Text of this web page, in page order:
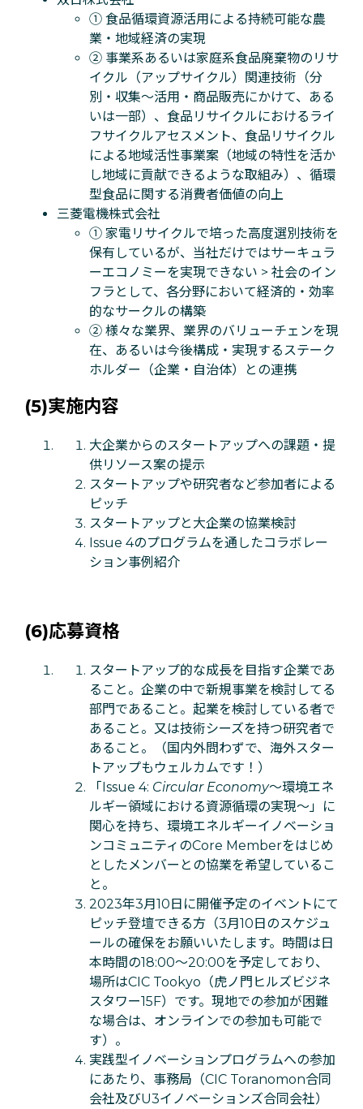
① 食品循環資源活用による持続可能な農
業・地域経済の実現
② 事業系あるいは家庭系食品廃棄物のリサ
イクル（アップサイクル）関連技術（分
別・収集～活用・商品販売にかけて、ある
いは一部）、食品リサイクルにおけるライ
フサイクルアセスメント、食品リサイクル
による地域活性事業案（地域の特性を活か
し地域に貢献できるような取組み）、循環
型食品に関する消費者価値の向上
三菱電機株式会社
① 家電リサイクルで培った高度選別技術を
保有しているが、当社だけではサーキュラ
ーエコノミーを実現できない > 社会のイン
フラとして、各分野において経済的・効率
的なサークルの構築
② 様々な業界、業界のバリューチェンを現
在、あるいは今後構成・実現するステーク
ホルダー（企業・自治体）との連携
(5)実施内容
大企業からのスタートアップへの課題・提
供リソース案の提示
スタートアップや研究者など参加者による
ピッチ
スタートアップと大企業の協業検討
Issue 4のプログラムを通したコラボレー
ション事例紹介
(6)応募資格
スタートアップ的な成長を目指す企業であ
ること。企業の中で新規事業を検討してる
部門であること。起業を検討している者で
あること。又は技術シーズを持つ研究者で
あること。（国内外問わずで、海外スター
トアップもウェルカムです！）
「Issue 4: Circular Economy〜環境エネ
ルギー領域における資源循環の実現～」に
関心を持ち、環境エネルギーイノベーショ
ンコミュニティのCore Memberをはじめ
としたメンバーとの協業を希望しているこ
と。
2023年3月10日に開催予定のイベントにて
ピッチ登壇できる方（3月10日のスケジュ
ールの確保をお願いいたします。時間は日
本時間の18:00～20:00を予定しており、
場所はCIC Tookyo（虎ノ門ヒルズビジネ
スタワー15F）です。現地での参加が困難
な場合は、オンラインでの参加も可能で
す）。
実践型イノベーションプログラムへの参加
にあたり、事務局（CIC Toranomon合同
会社及びU3イノベーションズ合同会社）